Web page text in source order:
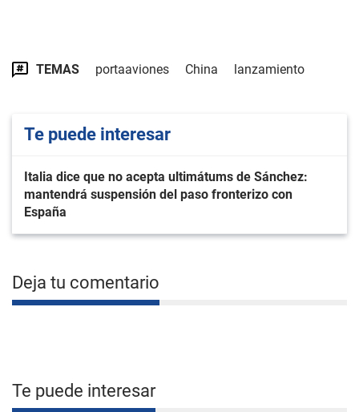
TEMAS portaaviones China lanzamiento
Te puede interesar
Italia dice que no acepta ultimátums de Sánchez:
mantendrá suspensión del paso fronterizo con
España
Deja tu comentario
Te puede interesar